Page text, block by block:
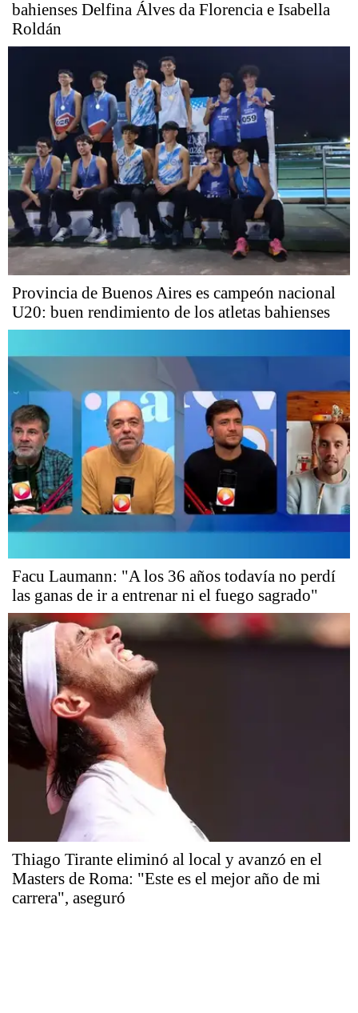
bahienses Delfina Álves da Florencia e Isabella
Roldán
Provincia de Buenos Aires es campeón nacional
U20: buen rendimiento de los atletas bahienses
Facu Laumann: "A los 36 años todavía no perdí
las ganas de ir a entrenar ni el fuego sagrado"
Thiago Tirante eliminó al local y avanzó en el
Masters de Roma: "Este es el mejor año de mi
carrera", aseguró